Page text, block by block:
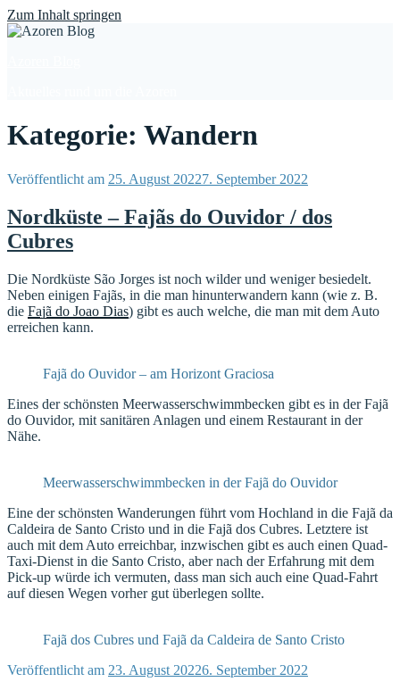
Zum Inhalt springen
Kategorie: Wandern
Veröffentlicht am 25. August 20227. September 2022
Nordküste – Fajãs do Ouvidor / dos
Cubres
Die Nordküste São Jorges ist noch wilder und weniger besiedelt.
Neben einigen Fajãs, in die man hinunterwandern kann (wie z. B.
die Fajã do Joao Dias) gibt es auch welche, die man mit dem Auto
erreichen kann.
Fajã do Ouvidor – am Horizont Graciosa
Eines der schönsten Meerwasserschwimmbecken gibt es in der Fajã
do Ouvidor, mit sanitären Anlagen und einem Restaurant in der
Nähe.
Meerwasserschwimmbecken in der Fajã do Ouvidor
Eine der schönsten Wanderungen führt vom Hochland in die Fajã da
Caldeira de Santo Cristo und in die Fajã dos Cubres. Letztere ist
auch mit dem Auto erreichbar, inzwischen gibt es auch einen Quad-
Taxi-Dienst in die Santo Cristo, aber nach der Erfahrung mit dem
Pick-up würde ich vermuten, dass man sich auch eine Quad-Fahrt
auf diesen Wegen vorher gut überlegen sollte.
Fajã dos Cubres und Fajã da Caldeira de Santo Cristo
Veröffentlicht am 23. August 20226. September 2022